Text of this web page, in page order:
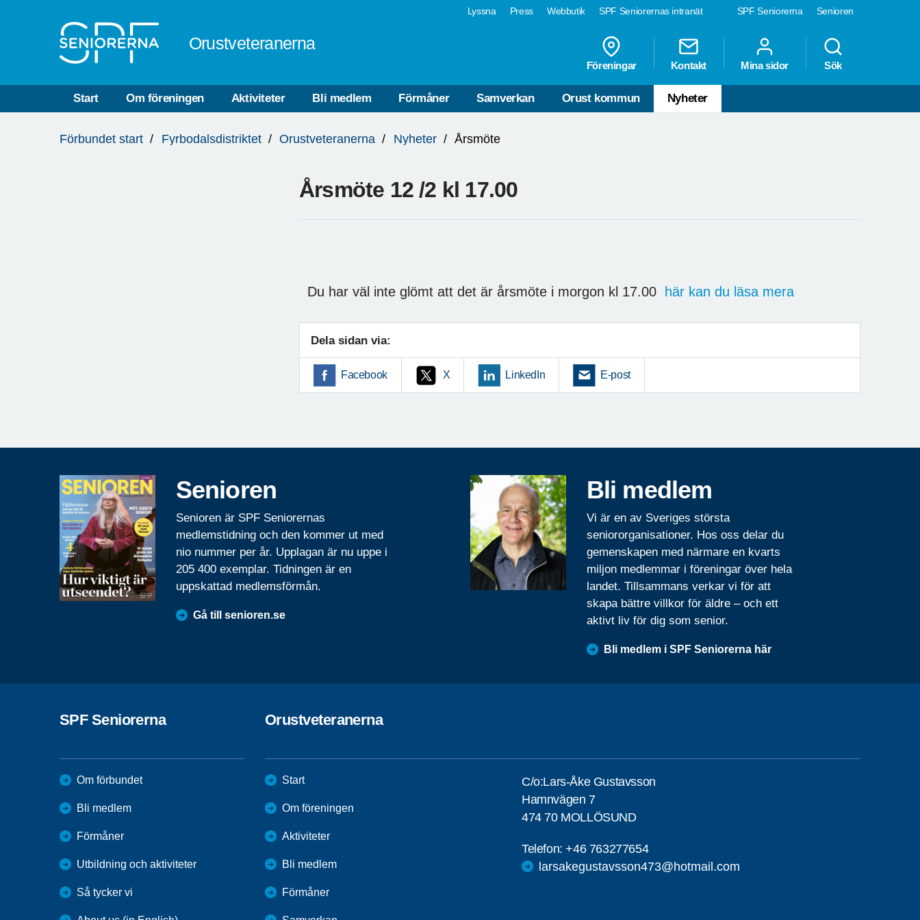
SPF Seniorerna Senioren
Lyssna Press Webbutik SPF Seniorernas intranät
Orustveteranerna
Föreningar Kontakt Mina sidor Sök
Start Om föreningen Aktiviteter Bli medlem Förmåner Samverkan Orust kommun Nyheter
är
Förbundet start Fyrbodalsdistriktet Orustveteranerna Nyheter Årsmöte
Årsmöte 12 /2 kl 17.00
Du har väl inte glömt att det är årsmöte i morgon kl 17.00 här kan du läsa mera
Dela sidan via:
Facebook X LinkedIn E-post
Senioren
Senioren är SPF Seniorernas
medlemstidning och den kommer ut med
nio nummer per år. Upplagan är nu uppe i
205 400 exemplar. Tidningen är en
uppskattad medlemsförmån.
Gå till senioren.se
Bli medlem
Vi är en av Sveriges största
seniororganisationer. Hos oss delar du
gemenskapen med närmare en kvarts
miljon medlemmar i föreningar över hela
landet. Tillsammans verkar vi för att
skapa bättre villkor för äldre – och ett
aktivt liv för dig som senior.
Bli medlem i SPF Seniorerna här
SPF Seniorerna
Om förbundet
Bli medlem
Förmåner
Utbildning och aktiviteter
Så tycker vi
Orustveteranerna
Start
Om föreningen
Aktiviteter
Bli medlem
Förmåner
C/o:Lars-Åke Gustavsson
Hamnvägen 7
474 70 MOLLÖSUND
Telefon:+46 763277654
larsakegustavsson473@hotmail.com